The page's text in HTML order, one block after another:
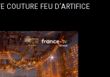
FEU D’ARTIFICE